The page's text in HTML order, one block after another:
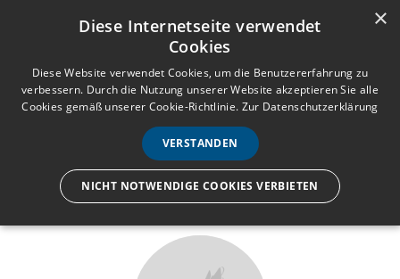
Anmelden Registrieren
e
n
ü
Wir lassen nur die Hand los,
×
Diese Internetseite verwendet
Cookies
Diese Website verwendet Cookies, um die Benutzererfahrung zu
verbessern. Durch die Nutzung unserer Website akzeptieren Sie alle
Cookies gemäß unserer Cookie-Richtlinie. Zur Datenschutzerklärung
VERSTANDEN
NICHT NOTWENDIGE COOKIES VERBIETEN